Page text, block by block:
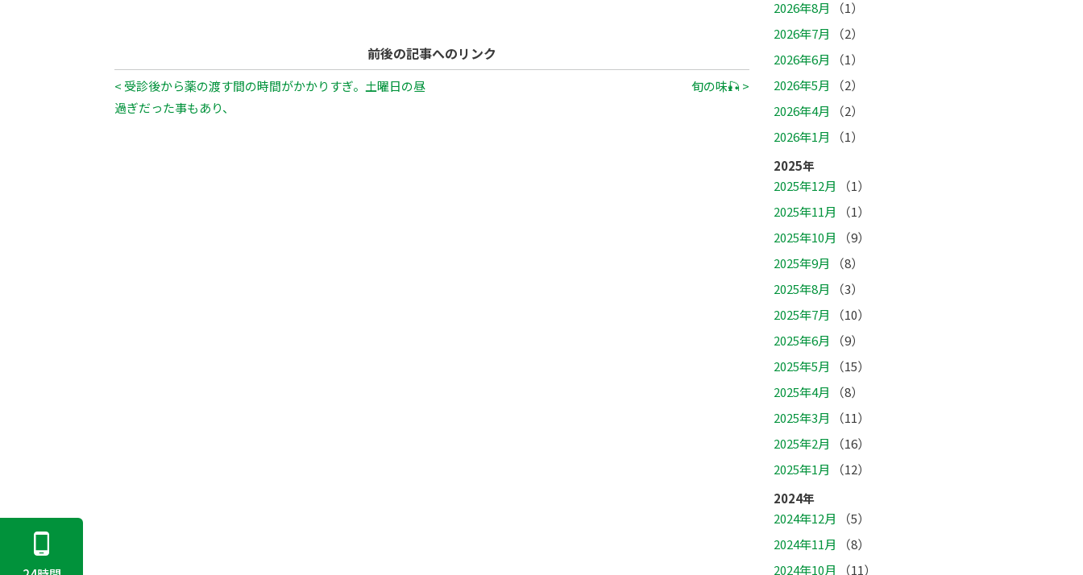
前後の記事へのリンク
< 受診後から薬の渡す間の時間がかかりすぎ。土曜日の昼
過ぎだった事もあり、
旬の味🎣 >
2026年8月
（1）
2026年7月
（2）
2026年6月
（1）
2026年5月
（2）
2026年4月
（2）
2026年1月
（1）
2025年
2025年12月
（1）
2025年11月
（1）
2025年10月
（9）
2025年9月
（8）
2025年8月
（3）
2025年7月
（10）
2025年6月
（9）
2025年5月
（15）
2025年4月
（8）
2025年3月
（11）
2025年2月
（16）
2025年1月
（12）
2024年
2024年12月
（5）
2024年11月
（8）
2024年10月
（11）